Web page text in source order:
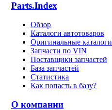
Parts.Index
Обзор
Каталоги автотоваров
Оригинальные каталоги
Запчасти по VIN
Поставщики запчастей
База запчастей
Статистика
Как попасть в базу?
О компании